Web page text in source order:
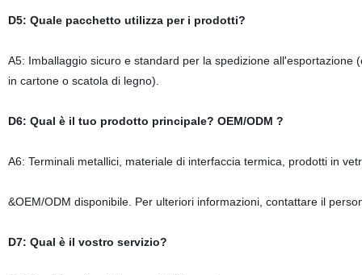
D5: Quale pacchetto utilizza per i prodotti?
A5: Imballaggio sicuro e standard per la spedizione
in cartone o scatola di legno).
D6: Qual è il tuo prodotto principale? OEM/ODM ?
A6: Terminali metallici, materiale di interfaccia termica, prodotti in
&OEM/ODM disponibile. Per ulteriori informazioni, contattare il
D7: Qual è il vostro servizio?